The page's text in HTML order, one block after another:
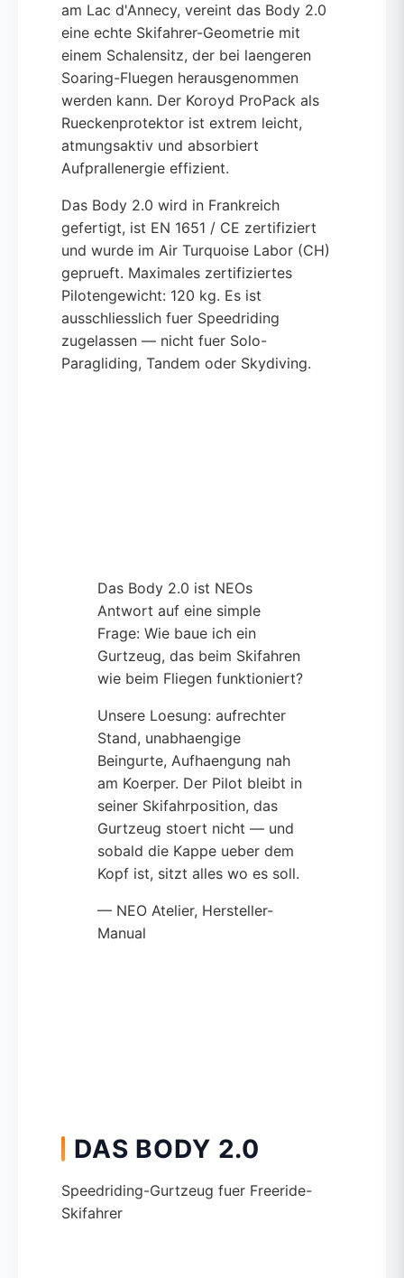
am Lac d'Annecy, vereint das Body 2.0
eine echte Skifahrer-Geometrie mit
einem Schalensitz, der bei laengeren
Soaring-Fluegen herausgenommen
werden kann. Der Koroyd ProPack als
Rueckenprotektor ist extrem leicht,
atmungsaktiv und absorbiert
Aufprallenergie effizient.
Das Body 2.0 wird in Frankreich
gefertigt, ist EN 1651 / CE zertifiziert
und wurde im Air Turquoise Labor (CH)
geprueft. Maximales zertifiziertes
Pilotengewicht: 120 kg. Es ist
ausschliesslich fuer Speedriding
zugelassen — nicht fuer Solo-
Paragliding, Tandem oder Skydiving.
Das Body 2.0 ist NEOs
Antwort auf eine simple
Frage: Wie baue ich ein
Gurtzeug, das beim Skifahren
wie beim Fliegen funktioniert?
Unsere Loesung: aufrechter
Stand, unabhaengige
Beingurte, Aufhaengung nah
am Koerper. Der Pilot bleibt in
seiner Skifahrposition, das
Gurtzeug stoert nicht — und
sobald die Kappe ueber dem
Kopf ist, sitzt alles wo es soll.
— NEO Atelier, Hersteller-
Manual
DAS BODY 2.0
Speedriding-Gurtzeug fuer Freeride-
Skifahrer